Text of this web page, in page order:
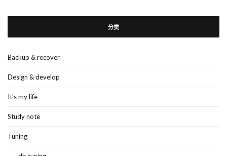
分类
Backup & recover
Design & develop
It's my life
Study note
Tuning